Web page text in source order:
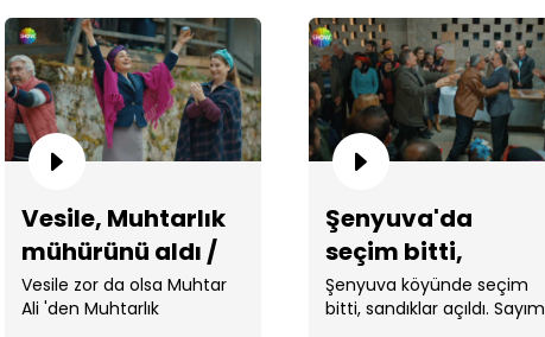
Orhan ve Yaşar'dan 'Dertliyim
Kederliyim' / Sevdaluk
Vesile, Muhtarlık
mühürünü aldı /
Sevdaluk
Vesile zor da olsa Muhtar
Ali 'den Muhtarlık
Şenyuva'da
seçim bitti,
sandıklar açıldı /
Sevdaluk
Şenyuva köyünde seçim
bitti, sandıklar açıldı. Sayım